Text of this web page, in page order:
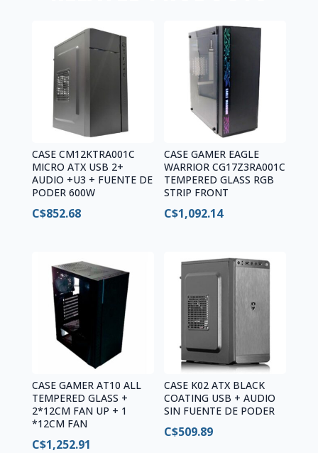
CASE CM12KTRA001C
MICRO ATX USB 2+
AUDIO +U3 + FUENTE DE
PODER 600W
C$852.68
CASE GAMER EAGLE
WARRIOR CG17Z3RA001C
TEMPERED GLASS RGB
STRIP FRONT
C$1,092.14
CASE GAMER AT10 ALL
TEMPERED GLASS +
2*12CM FAN UP + 1
*12CM FAN
C$1,252.91
CASE K02 ATX BLACK
COATING USB + AUDIO
SIN FUENTE DE PODER
C$509.89